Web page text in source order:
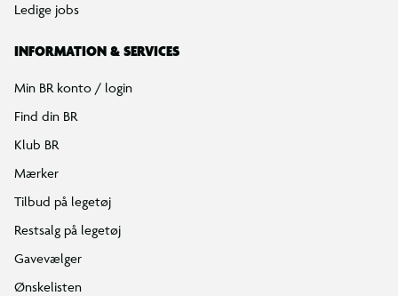
Ledige jobs
INFORMATION & SERVICES
Min BR konto / login
Find din BR
Klub BR
Mærker
Tilbud på legetøj
Restsalg på legetøj
Gavevælger
Ønskelisten